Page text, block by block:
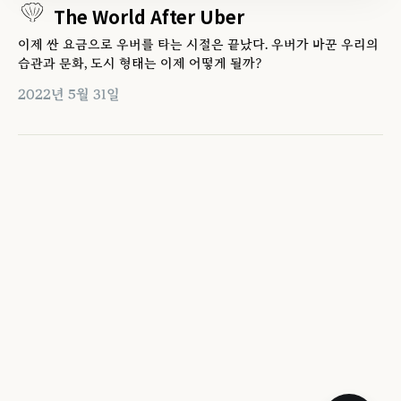
The World After Uber
이제 싼 요금으로 우버를 타는 시절은 끝났다. 우버가 바꾼 우리의
습관과 문화, 도시 형태는 이제 어떻게 될까?
2022년 5월 31일